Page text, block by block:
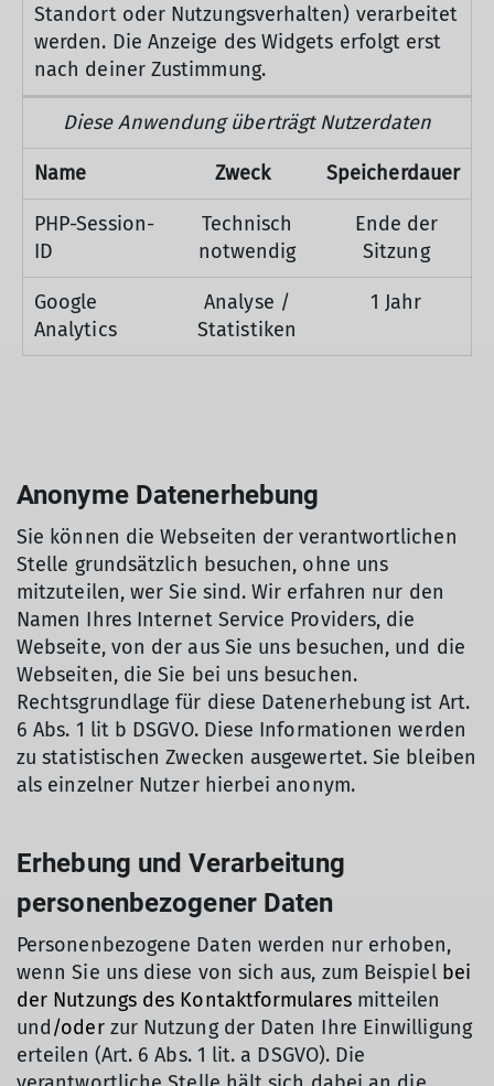
Standort oder Nutzungsverhalten) verarbeitet
werden. Die Anzeige des Widgets erfolgt erst
nach deiner Zustimmung.
Diese Anwendung überträgt Nutzerdaten
Name Zweck Speicherdauer
PHP-Session-
ID
Technisch
notwendig
Ende der
Sitzung
Google
Analytics
Analyse /
Statistiken
1 Jahr
Anonyme Datenerhebung
Sie können die Webseiten der verantwortlichen
Stelle grundsätzlich besuchen, ohne uns
mitzuteilen, wer Sie sind. Wir erfahren nur den
Namen Ihres Internet Service Providers, die
Webseite, von der aus Sie uns besuchen, und die
Webseiten, die Sie bei uns besuchen.
Rechtsgrundlage für diese Datenerhebung ist Art.
6 Abs. 1 lit b DSGVO. Diese Informationen werden
zu statistischen Zwecken ausgewertet. Sie bleiben
als einzelner Nutzer hierbei anonym.
Erhebung und Verarbeitung
personenbezogener Daten
Personenbezogene Daten werden nur erhoben,
wenn Sie uns diese von sich aus, zum Beispiel bei
der Nutzungs des Kontaktformularesmitteilen
und/oderzur Nutzung der Daten Ihre Einwilligung
erteilen (Art. 6 Abs. 1 lit. a DSGVO). Die